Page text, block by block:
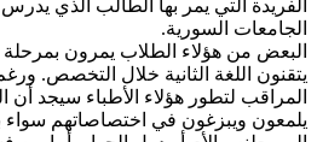
الفريدة التي يمر بها الطالب الذي
الجامعات السورية.
البعض من هؤلاء الطلاب يمرون بمرحلة
يتقنون اللغة الثانية خلال التخصص.
المراقب لتطور هؤلاء الأطباء سيجد أن
يلمعون ويبزغون في اختصاصاتهم سواء